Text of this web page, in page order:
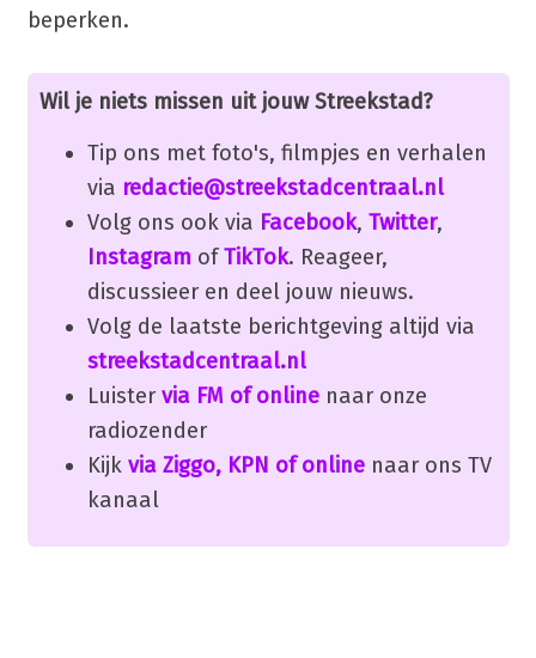
beperken.
Wil je niets missen uit jouw Streekstad?
Tip ons met foto's, filmpjes en verhalen
via redactie@streekstadcentraal.nl
Volg ons ook via Facebook, Twitter,
Instagram ofTikTok. Reageer,
discussieer en deel jouw nieuws.
Volg de laatste berichtgeving altijd via
streekstadcentraal.nl
Luister via FM of onlinenaar onze
radiozender
Kijk via Ziggo, KPN of onlinenaar ons TV
kanaal